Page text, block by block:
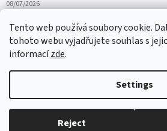
Tento web používá soubory cookie.
tohoto webu vyjadřujete souhlas s
informacízde.
Settings
Reject
08/07/2026
27/10/2025
Created by
Copyright 2026HRAS